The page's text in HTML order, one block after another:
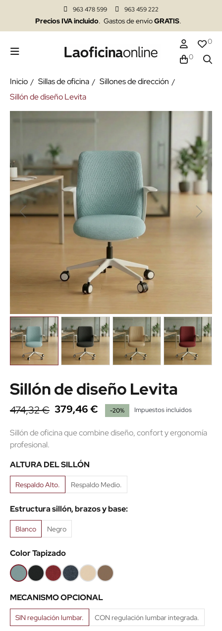
963 478 599 963 459 222
Precios IVA incluido. Gastos de envíoGRATIS.
0
0
Inicio Sillas de oficina
Sillones de dirección
Sillón de diseño Levita
Sillón de diseño Levita
474,32 € 379,46 € -20% Impuestos incluidos
Sillón de oficina que combine diseño, confort y ergonomía
profesional.
ALTURA DEL SILLÓN
Respaldo Alto. Respaldo Medio.
Estructura sillón, brazos y base:
Blanco Negro
Color Tapizado
Aguamarina
Negro
8033
Rojo
MR7
Azul
MR01
Ecopiel
Beige
Ecopiel
Marrón
MECANISMO OPCIONAL
SIN regulación lumbar. CON regulación lumbar integrada.